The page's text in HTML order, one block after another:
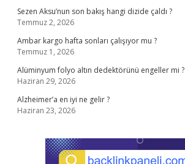
Sezen Aksu’nun son bakış hangi dizide çaldı ?
Temmuz 2, 2026
Ambar kargo hafta sonları çalışıyor mu ?
Temmuz 1, 2026
Alüminyum folyo altın dedektörünü engeller mi ?
Haziran 29, 2026
Alzheimer’a en iyi ne gelir ?
Haziran 23, 2026